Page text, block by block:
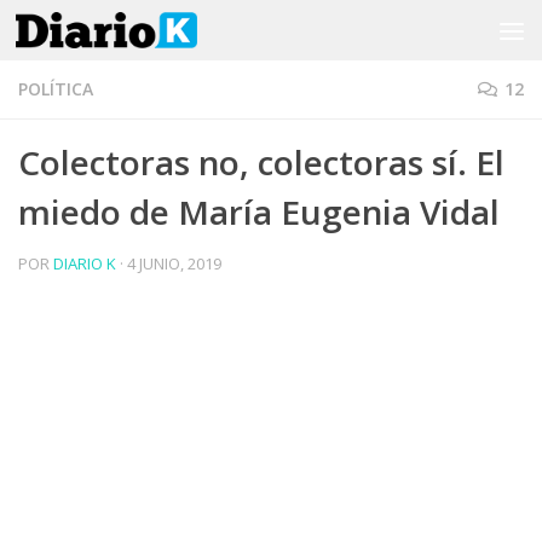
Saltar al contenido
POLÍTICA 12
Colectoras no, colectoras sí. El
miedo de María Eugenia Vidal
PORDIARIO K · 4 JUNIO, 2019